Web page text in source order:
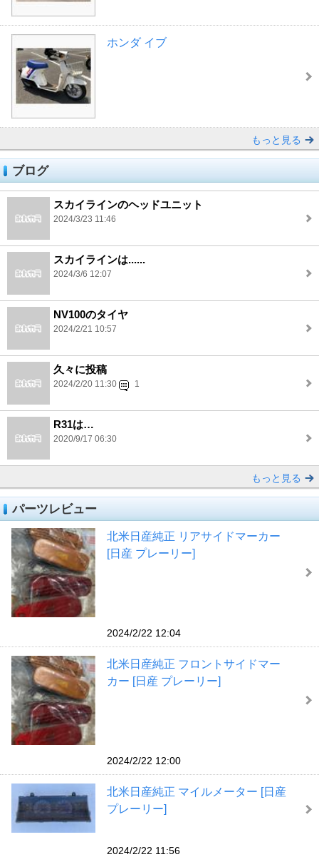
ホンダ イブ
もっと見る
ブログ
スカイラインのヘッドユニット
2024/3/23 11:46
スカイラインは......
2024/3/6 12:07
NV100のタイヤ
2024/2/21 10:57
久々に投稿
2024/2/20 11:30 1
R31は…
2020/9/17 06:30
もっと見る
パーツレビュー
北米日産純正 リアサイドマーカー
[日産 プレーリー]
2024/2/22 12:04
北米日産純正 フロントサイドマー
カー [日産 プレーリー]
2024/2/22 12:00
北米日産純正 マイルメーター [日産
プレーリー]
2024/2/22 11:56